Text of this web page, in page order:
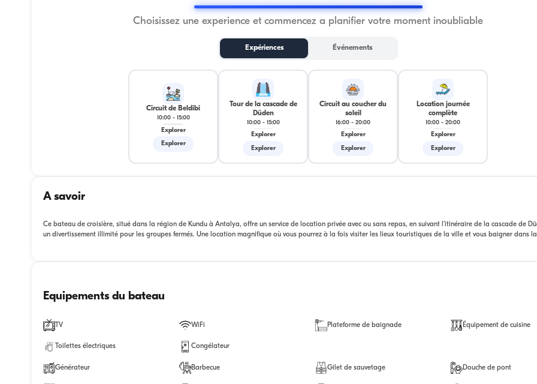
Choisissez une experience et commencez a planifier votre moment inoubliable
Expériences Événements
Circuit de Beldibi
10:00- 15:00
Explorer
Explorer
Tour de la cascade de
Düden
10:00- 15:00
Explorer
Explorer
Circuit au coucher du
soleil
16:00 - 20:00
Explorer
Explorer
Location journée
complète
10:00 - 20:00
Explorer
Explorer
A savoir
Ce bateau de croisière, situé dans la région de Kundu à Antalya, offre un service de location privée avec ou sans repas, en suivant l'itinéraire de la cascade de
un divertissement illimité pour les groupes fermés. Une location magnifique où vous pourrez à la fois visiter les lieux touristiques de la ville et vous baigner dans la
Equipements du bateau
TV WiFi Plateforme de baignade Équipement de cuisine
Toilettes électriques Congélateur
Générateur Barbecue Gilet de sauvetage Douche de pont